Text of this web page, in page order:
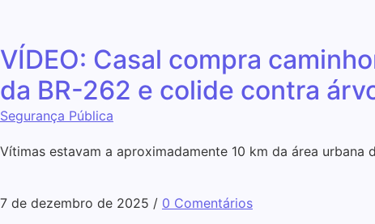
VÍDEO: Casal compra
da BR-262 e colide contra
Segurança Pública
Vítimas estavam a aproximadamente 10 km da área urbana
7 de dezembro de 2025 / 0 Comentários